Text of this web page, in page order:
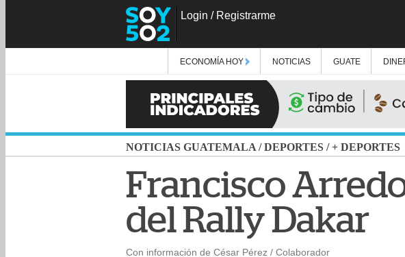
Login / Registrarme
ECONOMÍA HOY NOTICIAS GUATE
NOTICIAS GUATEMALA /DEPORTES /+ DEPORTES
Francisco
del Rally Dakar
Con información de César Pérez / Colaborador